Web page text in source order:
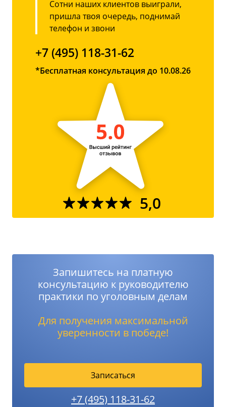
Сотни наших клиентов выиграли,
пришла твоя очередь, поднимай
телефон и звони
+7 (495) 118-31-62
*Бесплатная консультация до 10.08.26
5,0
Запишитесь на платную
консультацию к руководителю
практики по уголовным делам
Для получения максимальной
уверенности в победе!
Записаться
+7 (495) 118-31-62